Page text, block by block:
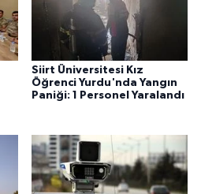
Siirt Üniversitesi Kız
Öğrenci Yurdu'nda Yangın
Paniği: 1 Personel Yaralandı